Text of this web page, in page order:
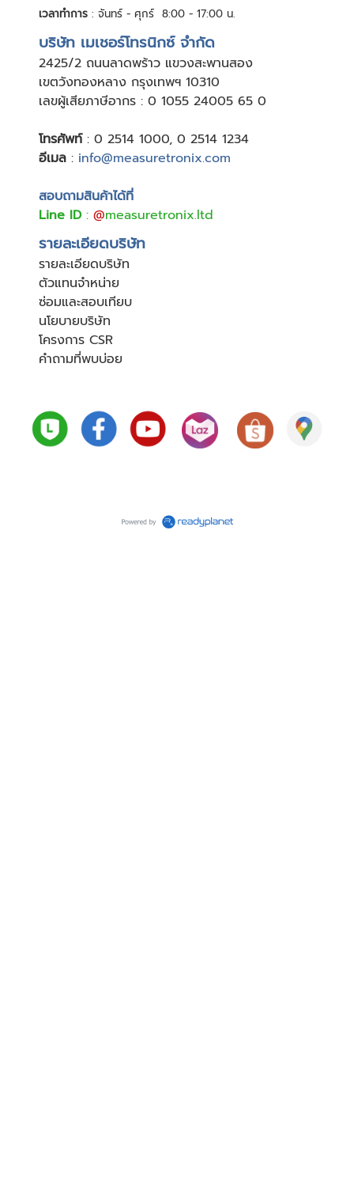
เวลาทำการ : จันทร์ - ศุกร์ 8:00 - 17:00 น.
บริษัท เมเชอร์โทรนิกซ์ จำกัด
2425/2 ถนนลาดพร้าว แขวงสะพานสอง
เขตวังทองหลาง กรุงเทพฯ 10310
เลขผู้เสียภาษีอากร : 0 1055 24005 65 0
โทรศัพท์: 0 2514 1000, 0 2514 1234
อีเมล : info@measuretronix.com
สอบถามสินค้าได้ที่
Line ID: @measuretronix.ltd
รายละเอียดบริษัท
รายละเอียดบริษัท
ตัวแทนจำหน่าย
ซ่อมและสอบเทียบ
นโยบายบริษัท
โครงการ CSR
คำถามที่พบบ่อย